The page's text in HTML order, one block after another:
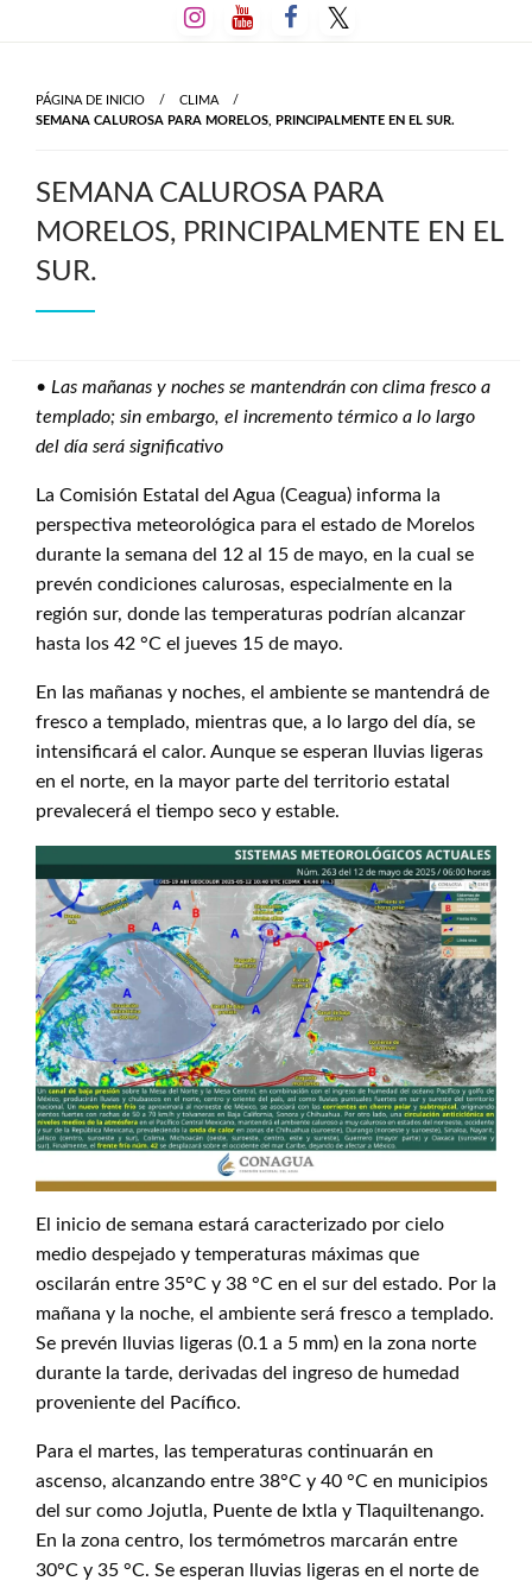
al
PÁGINA DE INICIO
CLIMA
SEMANA CALUROSA PARA MORELOS, PRINCIPALMENTE EN EL SUR.
SEMANA CALUROSA PARA
MORELOS, PRINCIPALMENTE EN EL
SUR.
• Las mañanas y noches se mantendrán con clima fresco a
templado; sin embargo, el incremento térmico a lo largo
del día será significativo
La Comisión Estatal del Agua (Ceagua) informa la
perspectiva meteorológica para el estado de Morelos
durante la semana del 12 al 15 de mayo, en la cual se
prevén condiciones calurosas, especialmente en la
región sur, donde las temperaturas podrían alcanzar
hasta los 42 °C el jueves 15 de mayo.
En las mañanas y noches, el ambiente se mantendrá de
fresco a templado, mientras que, a lo largo del día, se
intensificará el calor. Aunque se esperan lluvias ligeras
en el norte, en la mayor parte del territorio estatal
prevalecerá el tiempo seco y estable.
El inicio de semana estará caracterizado por cielo
medio despejado y temperaturas máximas que
oscilarán entre 35°C y 38 °C en el sur del estado. Por la
mañana y la noche, el ambiente será fresco a templado.
Se prevén lluvias ligeras (0.1 a 5 mm) en la zona norte
durante la tarde, derivadas del ingreso de humedad
proveniente del Pacífico.
Para el martes, las temperaturas continuarán en
ascenso, alcanzando entre 38°C y 40 °C en municipios
del sur como Jojutla, Puente de Ixtla y Tlaquiltenango.
En la zona centro, los termómetros marcarán entre
30°C y 35 °C. Se esperan lluvias ligeras en el norte de